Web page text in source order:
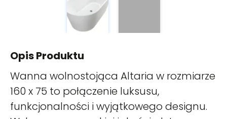
Opis Produktu
Wanna wolnostojąca Altaria w rozmiarze
160 x 75 to połączenie luksusu,
funkcjonalności i wyjątkowego designu.